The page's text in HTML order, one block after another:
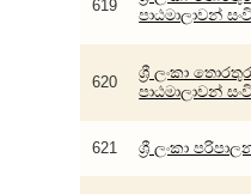
619
පාඨමාලාවන්
620
ශ්‍රී ලංකා
පාඨමාලාවන්
621 ශ්‍රී ලංකා